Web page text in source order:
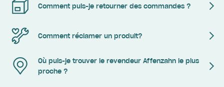
Comment puis-je retourner des commandes ?
Comment réclamer un produit?
Où puis-je trouver le revendeur Affenzahn le plus
proche ?